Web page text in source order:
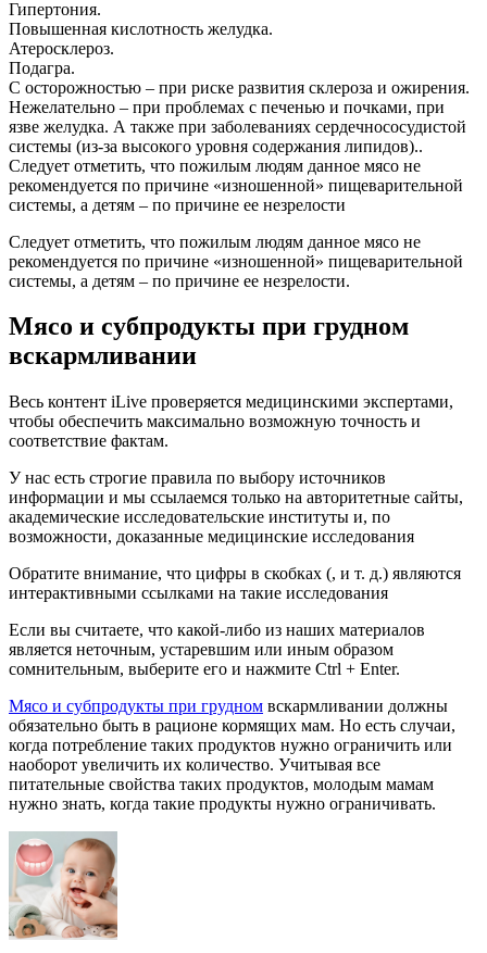
Гипертония.
Повышенная кислотность желудка.
Атеросклероз.
Подагра.
С осторожностью – при риске развития склероза и ожирения.
Нежелательно – при проблемах с печенью и почками, при
язве желудка. А также при заболеваниях сердечнососудистой
системы (из-за высокого уровня содержания липидов)..
Следует отметить, что пожилым людям данное мясо не
рекомендуется по причине «изношенной» пищеварительной
системы, а детям – по причине ее незрелости
Следует отметить, что пожилым людям данное мясо не
рекомендуется по причине «изношенной» пищеварительной
системы, а детям – по причине ее незрелости.
Мясо и субпродукты при грудном
вскармливании
Весь контент iLive проверяется медицинскими экспертами,
чтобы обеспечить максимально возможную точность и
соответствие фактам.
У нас есть строгие правила по выбору источников
информации и мы ссылаемся только на авторитетные сайты,
академические исследовательские институты и, по
возможности, доказанные медицинские исследования
Обратите внимание, что цифры в скобках (, и т. д.) являются
интерактивными ссылками на такие исследования
Если вы считаете, что какой-либо из наших материалов
является неточным, устаревшим или иным образом
сомнительным, выберите его и нажмите Ctrl + Enter.
Мясо и субпродукты при грудном вскармливании должны
обязательно быть в рационе кормящих мам. Но есть случаи,
когда потребление таких продуктов нужно ограничить или
наоборот увеличить их количество. Учитывая все
питательные свойства таких продуктов, молодым мамам
нужно знать, когда такие продукты нужно ограничивать.